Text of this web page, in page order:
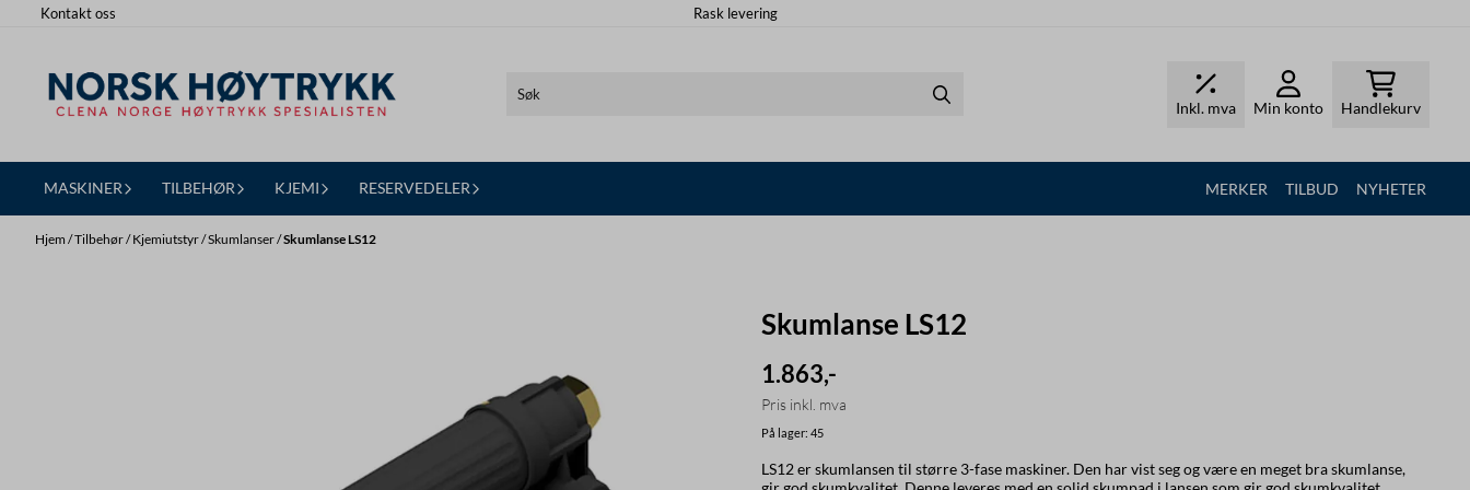
Hopp til innhold
Kontakt oss Rask levering
Inkl. mva Min konto Handlekurv
MASKINER TILBEHØR KJEMI RESERVEDELER MERKER TILBUD NYHETER
Hjem /Tilbehør/Kjemiutstyr/Skumlanser/Skumlanse LS12
Skumlanse LS12
1.863,-
Pris inkl. mva
På lager: 45
LS12 er skumlansen til større 3-fase maskiner. Den har vist seg og være en meget bra skumlanse,